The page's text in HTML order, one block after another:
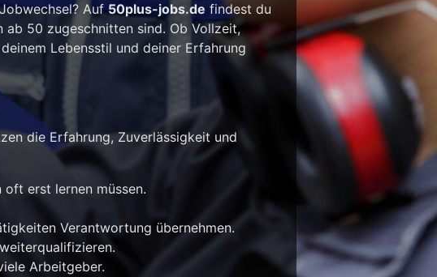
Auf50plus-jobs.de findest du
ab 50 zugeschnitten sind. Ob Vollzeit,
Lebensstil und deiner Erfahrung
die Erfahrung, Zuverlässigkeit und
erst lernen müssen.
Verantwortung übernehmen.
Arbeitgeber.